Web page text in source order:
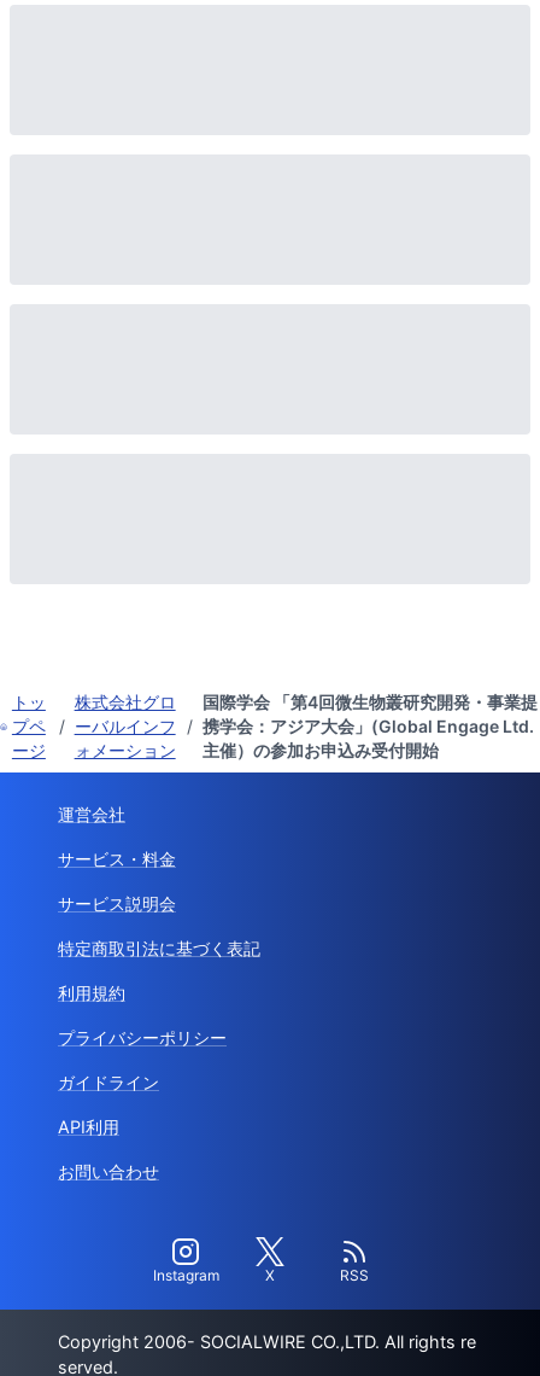
トッ
プペ
ージ
/
株式会社グロ
ーバルインフ
ォメーション
/
国際学会 「第4回微生物叢研究開発・事業提
携学会：アジア大会」(Global Engage Ltd.
主催）の参加お申込み受付開始
運営会社
サービス・料金
サービス説明会
特定商取引法に基づく表記
利用規約
プライバシーポリシー
ガイドライン
API利用
お問い合わせ
Instagram X RSS
Copyright 2006- SOCIALWIRE CO.,LTD. All rights re
served.